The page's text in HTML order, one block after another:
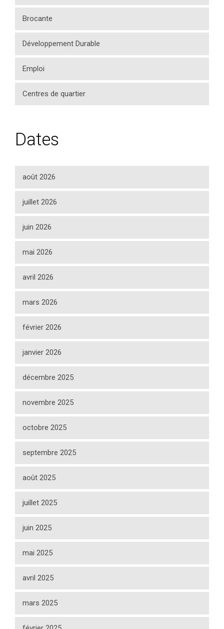
Brocante
Développement Durable
Emploi
Centres de quartier
Dates
août 2026
juillet 2026
juin 2026
mai 2026
avril 2026
mars 2026
février 2026
janvier 2026
décembre 2025
novembre 2025
octobre 2025
septembre 2025
août 2025
juillet 2025
juin 2025
mai 2025
avril 2025
mars 2025